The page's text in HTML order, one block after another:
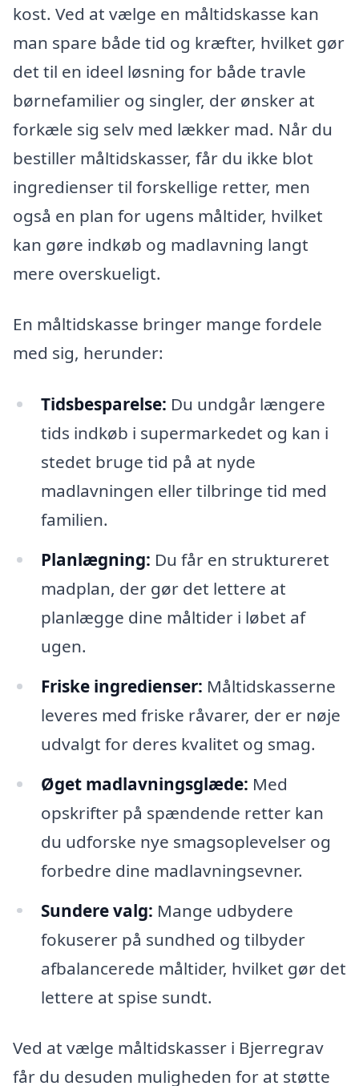
kost. Ved at vælge en måltidskasse kan
man spare både tid og kræfter, hvilket gør
det til en ideel løsning for både travle
børnefamilier og singler, der ønsker at
forkæle sig selv med lækker mad. Når du
bestiller måltidskasser, får du ikke blot
ingredienser til forskellige retter, men
også en plan for ugens måltider, hvilket
kan gøre indkøb og madlavning langt
mere overskueligt.
En måltidskasse bringer mange fordele
med sig, herunder:
Tidsbesparelse: Du undgår længere
tids indkøb i supermarkedet og kan i
stedet bruge tid på at nyde
madlavningen eller tilbringe tid med
familien.
Planlægning: Du får en struktureret
madplan, der gør det lettere at
planlægge dine måltider i løbet af
ugen.
Friske ingredienser: Måltidskasserne
leveres med friske råvarer, der er nøje
udvalgt for deres kvalitet og smag.
Øget madlavningsglæde: Med
opskrifter på spændende retter kan
du udforske nye smagsoplevelser og
forbedre dine madlavningsevner.
Sundere valg: Mange udbydere
fokuserer på sundhed og tilbyder
afbalancerede måltider, hvilket gør det
lettere at spise sundt.
Ved at vælge måltidskasser i Bjerregrav
får du desuden muligheden for at støtte